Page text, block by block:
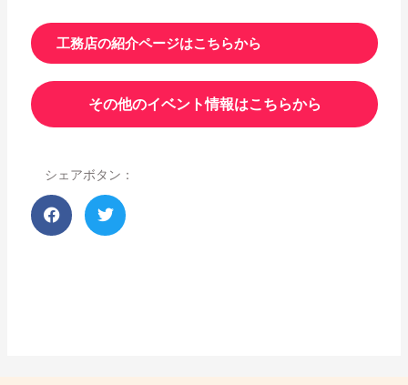
工務店の紹介ページはこちらから
その他のイベント情報はこちらから
シェアボタン：